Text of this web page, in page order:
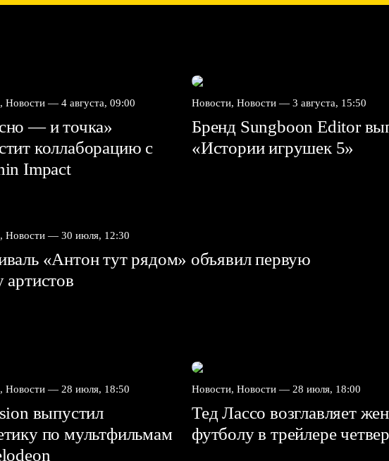
Новости — 4 августа, 09:00
— и точка»
коллаборацию с
Impact⁠⁠
Новости, Новости — 3 августа, 15:50
Бренд Sungboon Editor
«Истории игрушек 5»
Новости — 30 июля, 12:30
«Антон тут рядом» объявил первую
артистов
Новости — 28 июля, 18:50
выпустил
по мультфильмам
Новости, Новости — 28 июля, 18:00
Тед Лассо возглавляет
футболу в трейлере